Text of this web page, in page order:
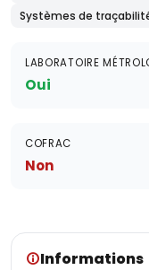
Systèmes de
LABORATOIRE
Oui
COFRAC
Non
Informations